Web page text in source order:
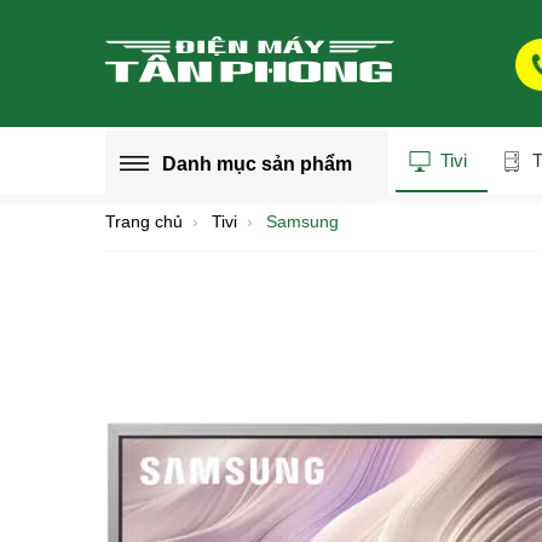
Tivi
Danh mục sản phẩm
Trang chủ Tivi Samsung